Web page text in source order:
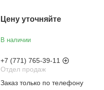
Цену уточняйте
В наличии
+7 (771) 765-39-11
Отдел продаж
Заказ только по телефону